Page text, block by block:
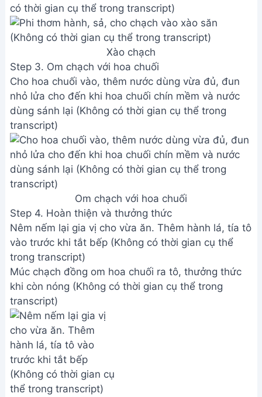
có thời gian cụ thể trong transcript)
Xào chạch
Step 3. Om chạch với hoa chuối
Cho hoa chuối vào, thêm nước dùng vừa đủ, đun
nhỏ lửa cho đến khi hoa chuối chín mềm và nước
dùng sánh lại (Không có thời gian cụ thể trong
transcript)
Om chạch với hoa chuối
Step 4. Hoàn thiện và thưởng thức
Nêm nếm lại gia vị cho vừa ăn. Thêm hành lá, tía tô
vào trước khi tắt bếp (Không có thời gian cụ thể
trong transcript)
Múc chạch đồng om hoa chuối ra tô, thưởng thức
khi còn nóng (Không có thời gian cụ thể trong
transcript)